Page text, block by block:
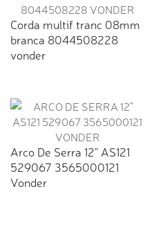
Corda multif tranc 08mm
branca 8044508228
vonder
Arco De Serra 12" AS121
529067 3565000121
Vonder